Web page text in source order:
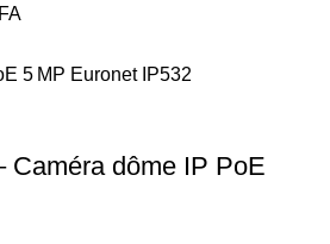
actuel
000 CFA.
Caméra dôme IP PoE